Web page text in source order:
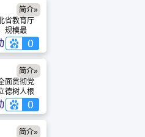
的人力资
年 1
年,合作企
万，我们
辉煌!
省教育厅
规模最
最强、影
户性网
来，河北
育文化，
，勤奋敬
，以“教育
服务更多
，兢兢业
了服务的
网民结构
简介»
面贯彻党
德树人根
息、团结
求卓越”的
批德才兼
学校始终
简介»
简介»